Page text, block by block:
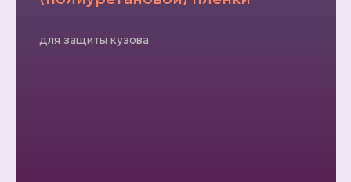
для защиты кузова